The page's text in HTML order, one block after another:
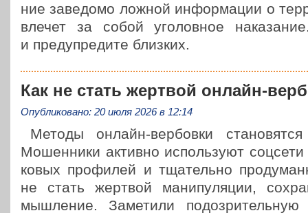
ние заве­до­мо ложной инфор­ма­ции о
влечет за собой уго­лов­ное
и пре­ду­пре­ди­те близких.
Как не стать жертвой онлайн-
Опубликовано: 20 июля 2026 в 12:14
Методы онлайн-вер­­бо­в­ки
Мошен­ни­ки активно исполь­зу­ют
ко­вых про­фи­лей и тща­тель­но
не стать жертвой мани­пу­ля­ции,
мыш­ле­ние. Заме­ти­ли подо­зри­тель­ную